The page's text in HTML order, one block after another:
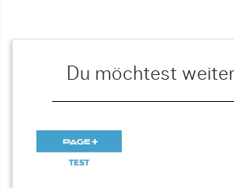
Du möchtest